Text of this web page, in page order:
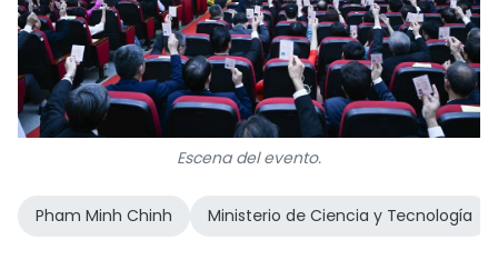
Escena del evento.
Pham Minh Chinh Ministerio de Ciencia y Tecnología